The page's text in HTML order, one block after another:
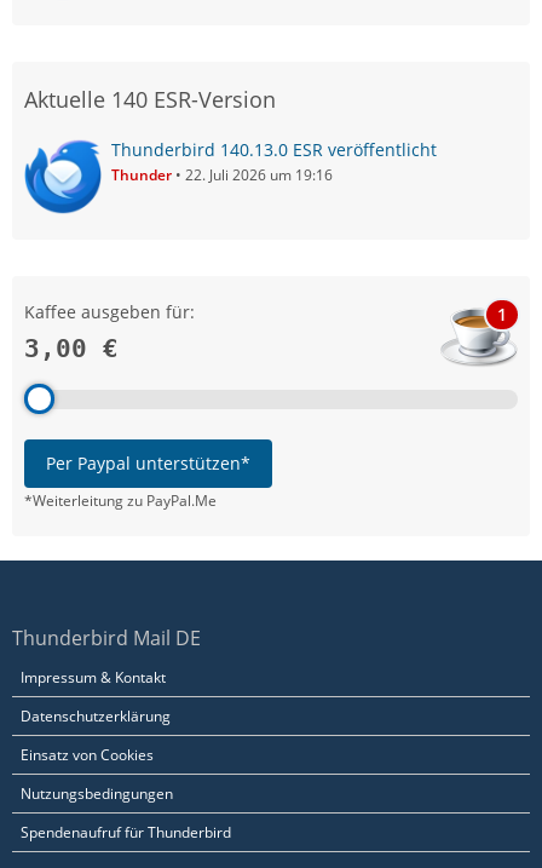
Aktuelle 140 ESR-Version
Thunderbird 140.13.0 ESR veröffentlicht
Thunder 22. Juli 2026 um 19:16
Kaffee ausgeben für:
3,00 €
1
Per Paypal unterstützen*
*Weiterleitung zu PayPal.Me
Thunderbird Mail DE
Impressum & Kontakt
Datenschutzerklärung
Einsatz von Cookies
Nutzungsbedingungen
Spendenaufruf für Thunderbird